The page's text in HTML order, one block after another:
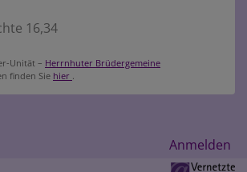
16,34
Unität – Herrnhuter Brüdergemeine
finden Sie hier .
Anmelden